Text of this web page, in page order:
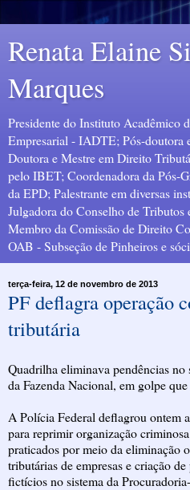
Renata Elaine
Marques
Presidente do Instituto Acadêmico
Empresarial - IADTE; Pós-doutora
Doutora e Mestre em Direito
pelo IBET; Coordenadora da Pós-
da EPD; Palestrante em diversas
Julgadora do Conselho de
Membro da Comissão de Direito
OAB - Subseção de Pinheiros e
terça-feira, 12 de novembro de 2013
PF deflagra operação
tributária
Quadrilha eliminava pendências no
da Fazenda Nacional, em golpe
A Polícia Federal deflagrou ontem
para reprimir organização
praticados por meio da eliminação
tributárias de empresas e criação
fictícios no sistema da